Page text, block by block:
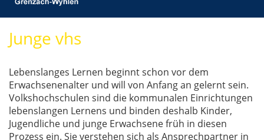
Junge vhs
Lebenslanges Lernen beginnt schon vor dem
Erwachsenenalter und will von Anfang an gelernt sein.
Volkshochschulen sind die kommunalen Einrichtungen
lebenslangen Lernens und binden deshalb Kinder,
Jugendliche und junge Erwachsene früh in diesen
Prozess ein. Sie verstehen sich als Ansprechpartner in